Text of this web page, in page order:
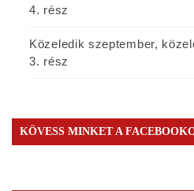
4. rész
Közeledik szeptember,
3. rész
KÖVESS MINKET A